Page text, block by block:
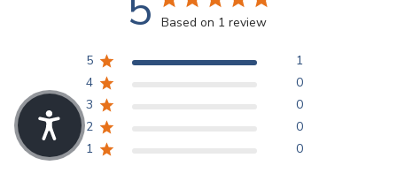
Based on 1 review
5
1
4
0
3
0
2
0
1
0